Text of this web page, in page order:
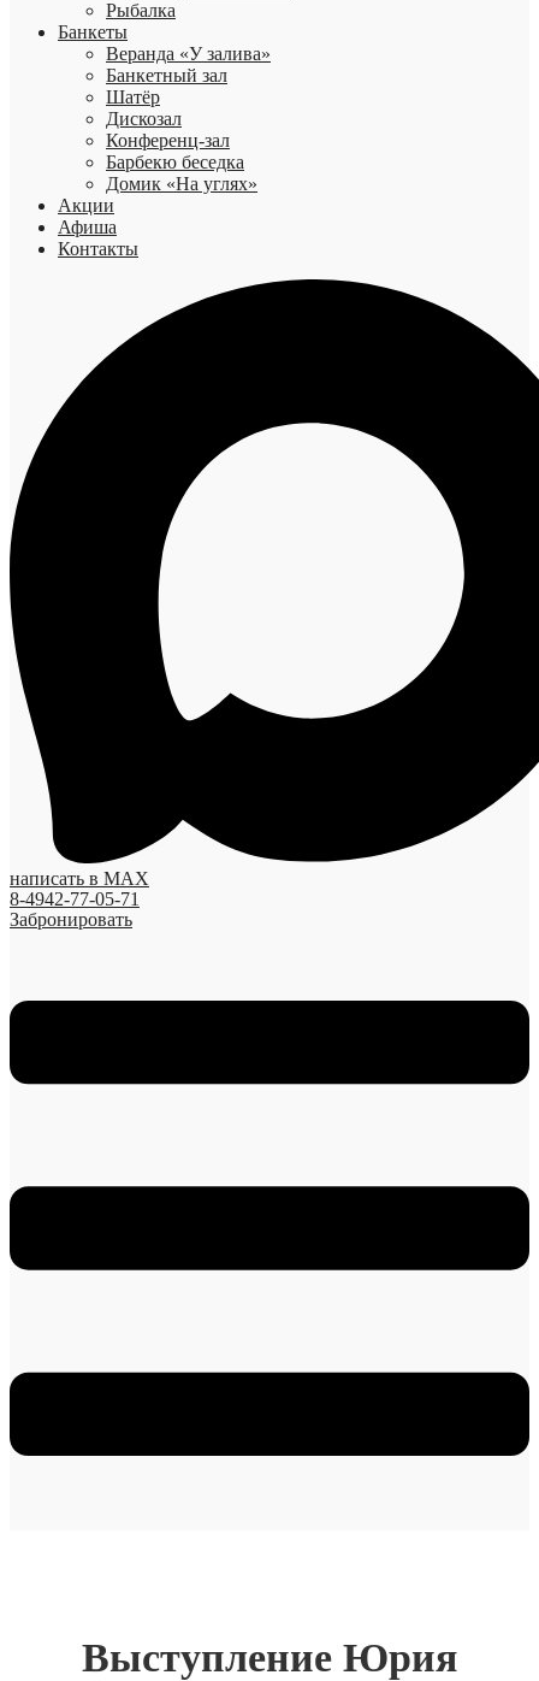
Рыбалка
Банкеты
Веранда «У залива»
Банкетный зал
Шатёр
Дискозал
Конференц-зал
Барбекю беседка
Домик «На углях»
Акции
Афиша
Контакты
написать в MAX
8-4942-77-05-71
Забронировать
Выступление Юрия